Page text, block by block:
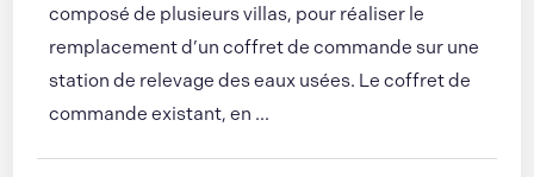
composé de plusieurs villas, pour réaliser le
remplacement d’un coffret de commande sur une
station de relevage des eaux usées. Le coffret de
commande existant, en ...